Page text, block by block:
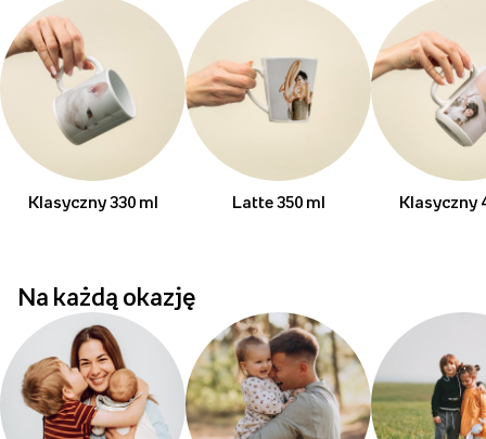
Klasyczny 330 ml Latte 350 ml Klasyczny
Na każdą okazję